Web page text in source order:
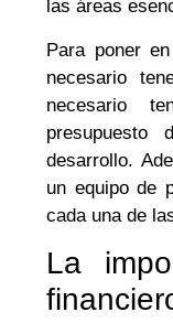
las áreas
Para poner
necesario
necesario
presupuesto
desarrollo.
un equipo de
cada una de
La